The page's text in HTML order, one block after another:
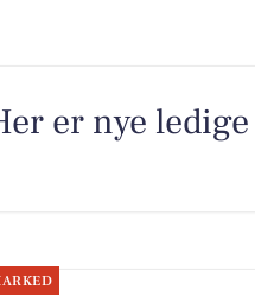
er nye ledige